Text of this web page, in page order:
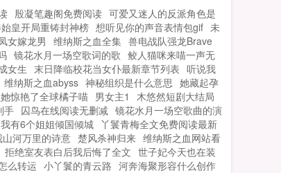
殷凝笔趣阁免费阅读 可爱又迷人的反派角色是
皇开局重铸封神榜 想听见你的声音表情包gif 未
女嫁龙男 维纳斯之血全集 兽电战队强龙Brave
镜花水月一场空歌词的歌 鲛人猫咪来喵一声无
女生 末日降临校花当女仆最新章节列表 听说我
维纳斯之血abyss 神秘组织是什么意思 她藏起孕
惊艳了全球橘子喵 男女主1
木悠然短剧大结局
手 囚鸟在线阅读无删减 镜花水月一场空歌曲的演
我有6个姐姐倾国倾城 丫鬟青梅全文免费阅读最新
河万里的诗意 楚风杀神归来 维纳斯之血网站看
拒绝室友表白后我后悔了全文 世子妃今天也在装
么转运 小丫鬟的青云路 河奔海聚形容什么创作